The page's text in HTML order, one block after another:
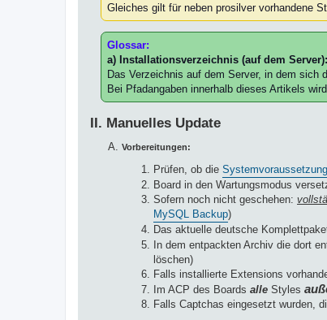
Gleiches gilt für neben prosilver vorhandene
Glossar:
a) Installationsverzeichnis (auf dem Server):
Das Verzeichnis auf dem Server, in dem sich
Bei Pfadangaben innerhalb dieses Artikels
II. Manuelles Update
Vorbereitungen:
Prüfen, ob die
Board in den Wartungsmodus
Sofern noch nicht geschehen:
MySQL Backup)
Das aktuelle deutsche
In dem entpackten Archiv die dort
löschen)
Falls installierte Extensions
Im ACP des Boards alle Styles
Falls Captchas eingesetzt wurden,